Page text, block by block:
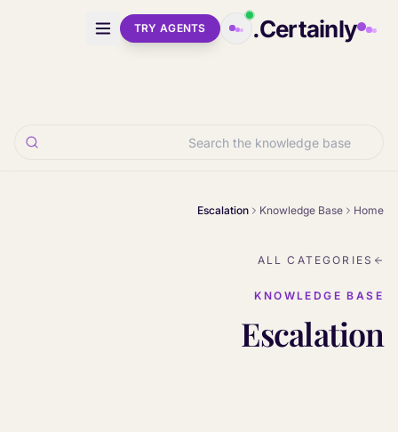
Certainly.
TRY AGENTS
Home
Knowledge Base
Escalation
ALL CATEGORIES
KNOWLEDGE BASE
Escalation